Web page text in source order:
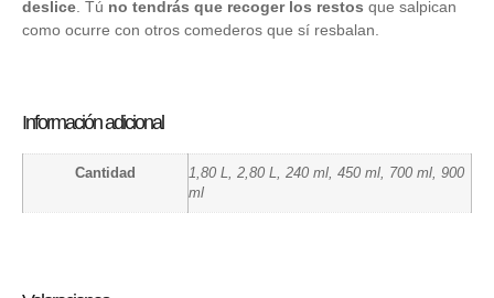
deslice . Tú no tendrás que recoger los restos que salpican
como ocurre con otros comederos que sí resbalan.
Información adicional
Cantidad
1,80 L, 2,80 L, 240 ml, 450 ml, 700 ml, 900
ml